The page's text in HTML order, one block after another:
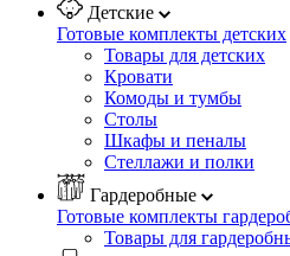
Детские
Готовые комплекты детских
Товары для детских
Кровати
Комоды и тумбы
Столы
Шкафы и пеналы
Стеллажи и полки
Гардеробные
Готовые комплекты
Товары для